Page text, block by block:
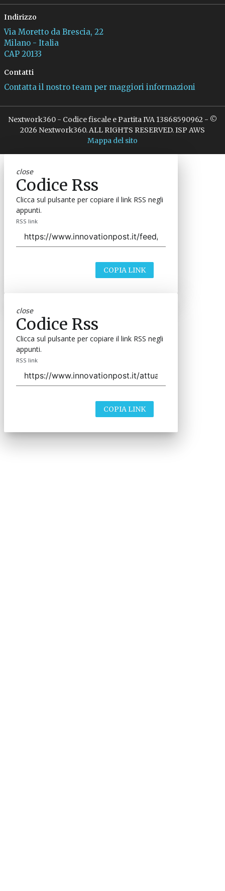
Indirizzo
Via Moretto da Brescia, 22
Milano - Italia
CAP 20133
Contatti
Contatta il nostro team per maggiori informazioni
Nextwork360 - Codice fiscale e Partita IVA 13868590962 - ©
2026 Nextwork360. ALL RIGHTS RESERVED. ISP AWS
Mappa del sito
close
Codice Rss
Clicca sul pulsante per copiare il link RSS negli
appunti.
RSS link
COPIA LINK
close
Codice Rss
Clicca sul pulsante per copiare il link RSS negli
appunti.
RSS link
COPIA LINK